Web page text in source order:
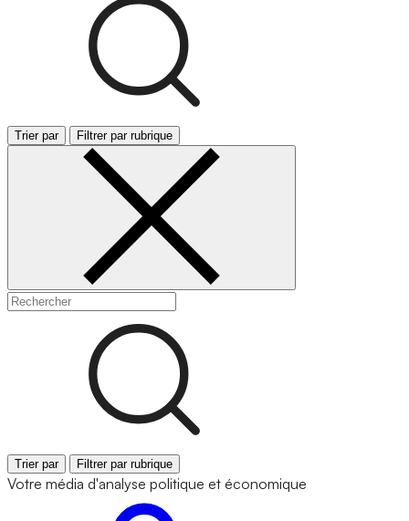
Trier par Filtrer par rubrique
Trier par Filtrer par rubrique
Votre média d'analyse politique et économique